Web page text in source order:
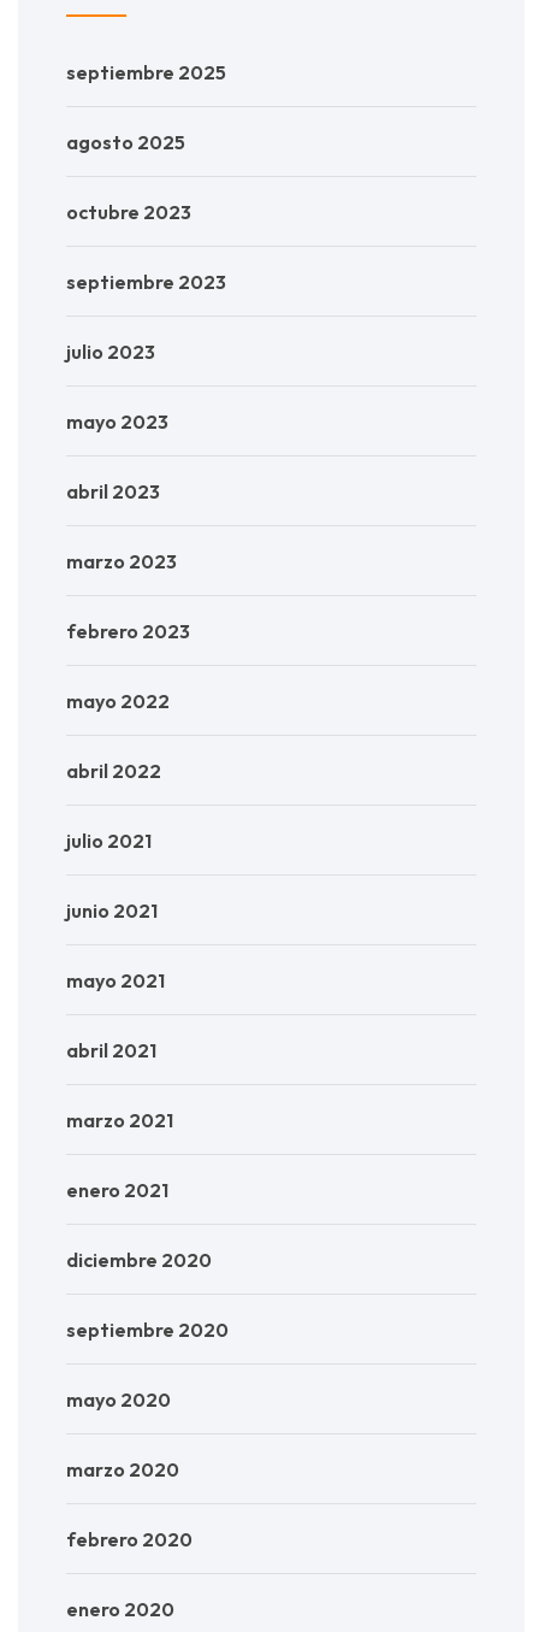
septiembre 2025
agosto 2025
octubre 2023
septiembre 2023
julio 2023
mayo 2023
abril 2023
marzo 2023
febrero 2023
mayo 2022
abril 2022
julio 2021
junio 2021
mayo 2021
abril 2021
marzo 2021
enero 2021
diciembre 2020
septiembre 2020
mayo 2020
marzo 2020
febrero 2020
enero 2020